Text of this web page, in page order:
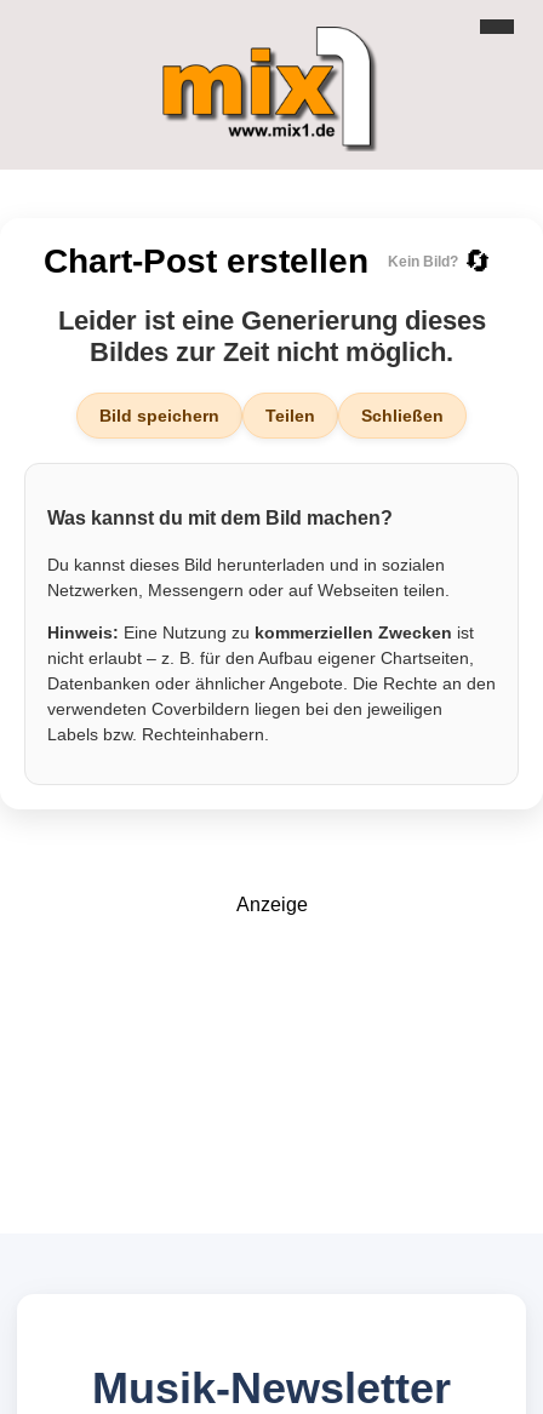
Chart-Post erstellen Kein Bild? 🔄
Leider ist eine Generierung dieses
Bildes zur Zeit nicht möglich.
Bild speichern Teilen Schließen
Was kannst du mit dem Bild machen?
Du kannst dieses Bild herunterladen und in sozialen
Netzwerken, Messengern oder auf Webseiten teilen.
Hinweis: Eine Nutzung zu kommerziellen Zwecken ist
nicht erlaubt – z. B. für den Aufbau eigener Chartseiten,
Datenbanken oder ähnlicher Angebote. Die Rechte an den
verwendeten Coverbildern liegen bei den jeweiligen
Labels bzw. Rechteinhabern.
Anzeige
Musik-Newsletter